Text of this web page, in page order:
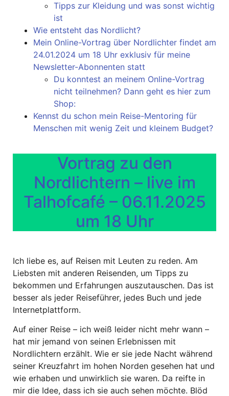
Tipps zur Kleidung und was sonst wichtig
ist
Wie entsteht das Nordlicht?
Mein Online-Vortrag über Nordlichter findet am
24.01.2024 um 18 Uhr exklusiv für meine
Newsletter-Abonnenten statt
Du konntest an meinem Online-Vortrag
nicht teilnehmen? Dann geht es hier zum
Shop:
Kennst du schon mein Reise-Mentoring für
Menschen mit wenig Zeit und kleinem Budget?
Vortrag zu den
Nordlichtern – live im
Talhofcafé – 06.11.2025
um 18 Uhr
Ich liebe es, auf Reisen mit Leuten zu reden. Am
Liebsten mit anderen Reisenden, um Tipps zu
bekommen und Erfahrungen auszutauschen. Das ist
besser als jeder Reiseführer, jedes Buch und jede
Internetplattform.
Auf einer Reise – ich weiß leider nicht mehr wann –
hat mir jemand von seinen Erlebnissen mit
Nordlichtern erzählt. Wie er sie jede Nacht während
seiner Kreuzfahrt im hohen Norden gesehen hat und
wie erhaben und unwirklich sie waren. Da reifte in
mir die Idee, dass ich sie auch sehen möchte. Blöd